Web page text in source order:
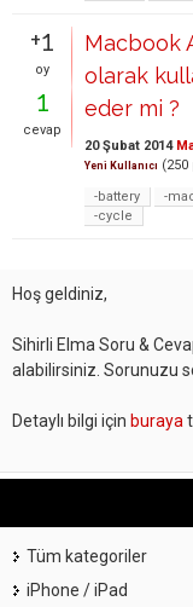
+1
oy
1
cevap
Macbook
olarak
eder mi ?
20 Şubat 2014
Yeni Kullanıcı (250
-battery
-
-cycle
Hoş geldiniz,
Sihirli Elma Soru &
alabilirsiniz. Sorunuzu
Detaylı bilgi için buraya
Tüm kategoriler
iPhone / iPad